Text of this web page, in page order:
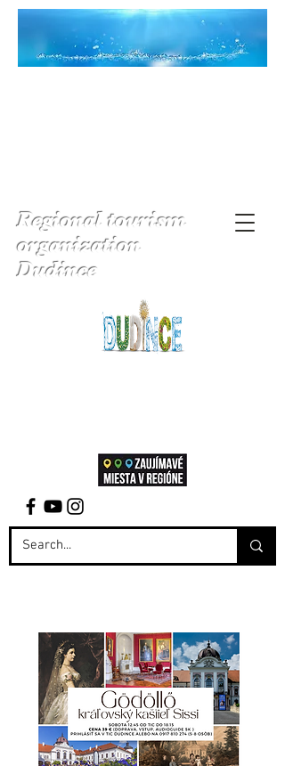
Regional tourism
organization
Dudince